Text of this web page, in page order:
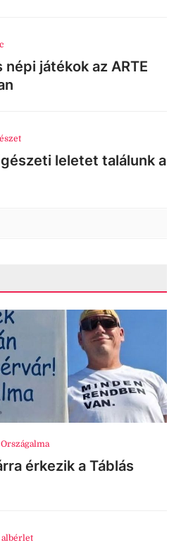
játékok az ARTE
leletet találunk a
Országalma
érkezik a Táblás
albérlet